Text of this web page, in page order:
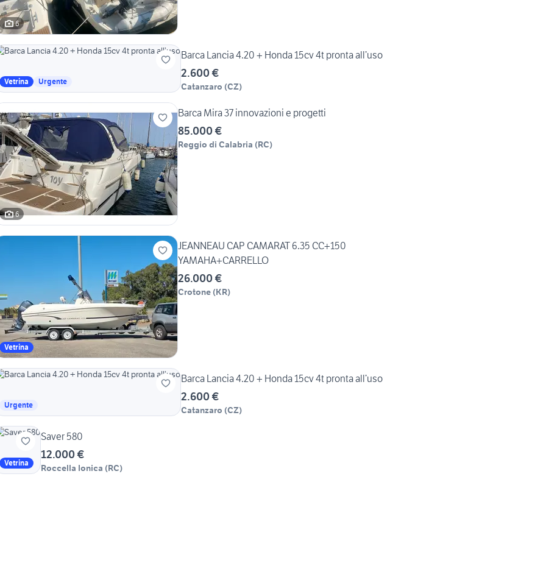
6
Vetrina Urgente
Barca Lancia 4.20 + Honda 15cv 4t pronta all’uso
2.600 €
Catanzaro (CZ)
6
Barca Mira 37 innovazioni e progetti
85.000 €
Reggio di Calabria (RC)
Vetrina
JEANNEAU CAP CAMARAT 6.35 CC+150
YAMAHA+CARRELLO
26.000 €
Crotone (KR)
Urgente
Barca Lancia 4.20 + Honda 15cv 4t pronta all’uso
2.600 €
Catanzaro (CZ)
Vetrina
Saver 580
12.000 €
Roccella Ionica (RC)